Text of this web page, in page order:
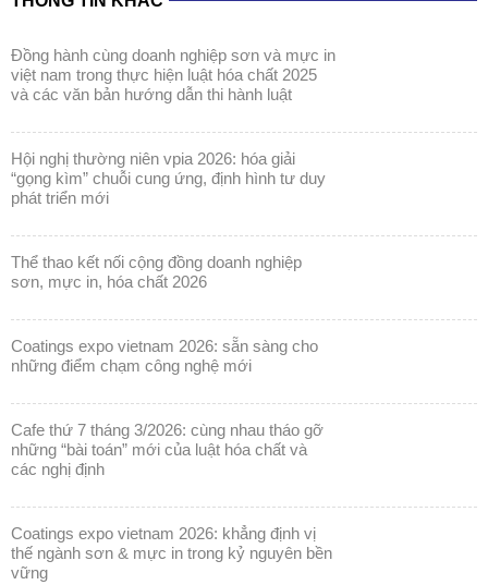
đồng hành cùng doanh nghiệp sơn và mực in
việt nam trong thực hiện luật hóa chất 2025
và các văn bản hướng dẫn thi hành luật
hội nghị thường niên vpia 2026: hóa giải
“gọng kìm” chuỗi cung ứng, định hình tư duy
phát triển mới
thể thao kết nối cộng đồng doanh nghiệp
sơn, mực in, hóa chất 2026
coatings expo vietnam 2026: sẵn sàng cho
những điểm chạm công nghệ mới
cafe thứ 7 tháng 3/2026: cùng nhau tháo gỡ
những “bài toán” mới của luật hóa chất và
các nghị định
coatings expo vietnam 2026: khẳng định vị
thế ngành sơn & mực in trong kỷ nguyên bền
vững